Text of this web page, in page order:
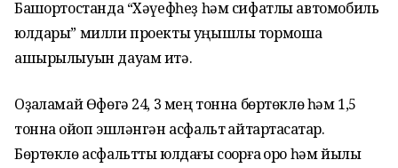
Башҡортостанда “Хәүефһеҙ һәм сифатлы автомобиль
юлдары” милли проекты уңышлы тормошҡа
ашырылыуын дауам итә.
Оҙаҡламай Өфөгә 24, 3 мең тонна бөртөклө һәм 1,5
тонна ҡойоп эшләнгән асфальт ҡайтартасаҡтар.
Бөртөклө асфальтты юлдағы соҡорға ҡоро һәм йылы